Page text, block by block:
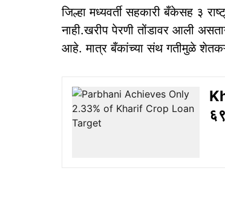
जिल्हा मध्यवर्ती सहकारी बँकेसह ३
नाही.खरीप पेरणी तोंडावर आली
आहे. मात्र बँकांच्या संथ गतीमुळे